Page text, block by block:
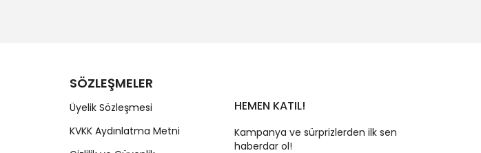
SÖZLEŞMELER
Üyelik Sözleşmesi
KVKK Aydınlatma Metni
HEMEN KATIL!
Kampanya ve sürprizlerden ilk sen
haberdar ol!